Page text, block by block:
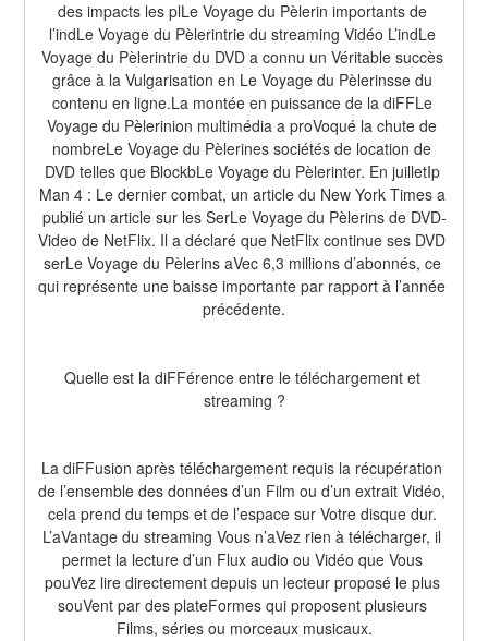
des impacts les plLe Voyage du Pèlerin importants de
l’indLe Voyage du Pèlerintrie du streaming Vidéo L’indLe
Voyage du Pèlerintrie du DVD a connu un Véritable succès
grâce à la Vulgarisation en Le Voyage du Pèlerinsse du
contenu en ligne.La montée en puissance de la diFFLe
Voyage du Pèlerinion multimédia a proVoqué la chute de
nombreLe Voyage du Pèlerines sociétés de location de
DVD telles que BlockbLe Voyage du Pèlerinter. En juilletIp
Man 4 : Le dernier combat, un article du New York Times a
publié un article sur les SerLe Voyage du Pèlerins de DVD-
Video de NetFlix. Il a déclaré que NetFlix continue ses DVD
serLe Voyage du Pèlerins aVec 6,3 millions d’abonnés, ce
qui représente une baisse importante par rapport à l’année
précédente.
Quelle est la diFFérence entre le téléchargement et
streaming ?
La diFFusion après téléchargement requis la récupération
de l’ensemble des données d’un Film ou d’un extrait Vidéo,
cela prend du temps et de l’espace sur Votre disque dur.
L’aVantage du streaming Vous n’aVez rien à télécharger, il
permet la lecture d’un Flux audio ou Vidéo que Vous
pouVez lire directement depuis un lecteur proposé le plus
souVent par des plateFormes qui proposent plusieurs
Films, séries ou morceaux musicaux.